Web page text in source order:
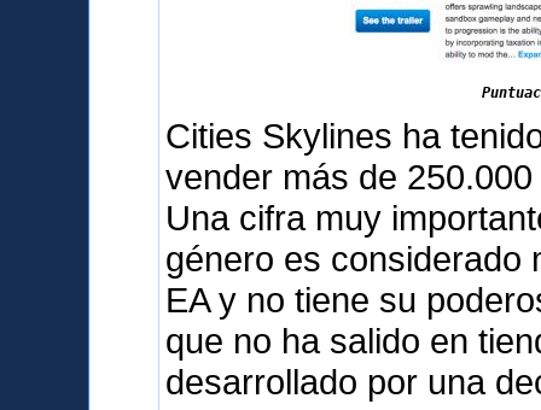
Cities Skylines ha
vender más de
Una cifra muy
género es considerado
EA y no tiene su
que no ha salido en
desarrollado por una